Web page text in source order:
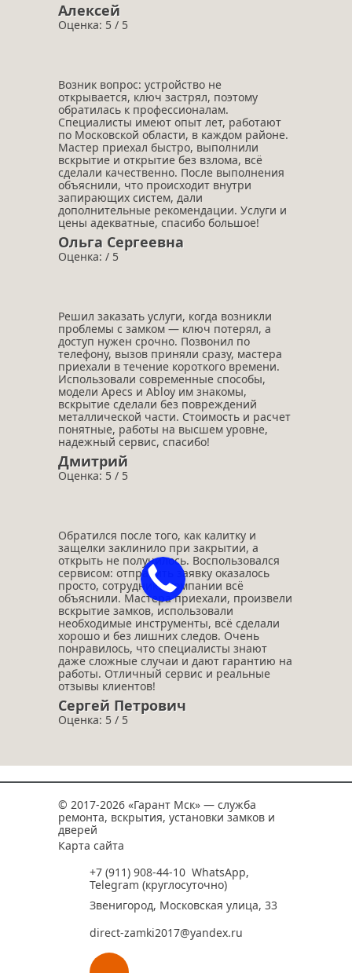
Алексей
Оценка: 5 / 5
Возник вопрос: устройство не
открывается, ключ застрял, поэтому
обратилась к профессионалам.
Специалисты имеют опыт лет, работают
по Московской области, в каждом районе.
Мастер приехал быстро, выполнили
вскрытие и открытие без взлома, всё
сделали качественно. После выполнения
объяснили, что происходит внутри
запирающих систем, дали
дополнительные рекомендации. Услуги и
цены адекватные, спасибо большое!
Ольга Сергеевна
Оценка: / 5
Решил заказать услуги, когда возникли
проблемы с замком — ключ потерял, а
доступ нужен срочно. Позвонил по
телефону, вызов приняли сразу, мастера
приехали в течение короткого времени.
Использовали современные способы,
модели Apecs и Abloy им знакомы,
вскрытие сделали без повреждений
металлической части. Стоимость и расчет
понятные, работы на высшем уровне,
надежный сервис, спасибо!
Дмитрий
Оценка: 5 / 5
Обратился после того, как калитку и
защелки заклинило при закрытии, а
открыть не получилось. Воспользовался
сервисом: отправить заявку оказалось
просто, сотрудники компании всё
объяснили. Мастера приехали, произвели
вскрытие замков, использовали
необходимые инструменты, всё сделали
хорошо и без лишних следов. Очень
понравилось, что специалисты знают
даже сложные случаи и дают гарантию на
работы. Отличный сервис и реальные
отзывы клиентов!
Сергей Петрович
Оценка: 5 / 5
© 2017-2026 «Гарант Мск» — служба
ремонта, вскрытия, установки замков и
дверей
Карта сайта
+7 (911) 908-44-10 WhatsApp,
Telegram (круглосуточно)
Звенигород, Московская улица, 33
direct-zamki2017@yandex.ru